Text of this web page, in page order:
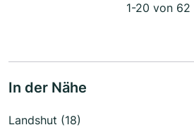
1-20 von 62
In der Nähe
Landshut (18)